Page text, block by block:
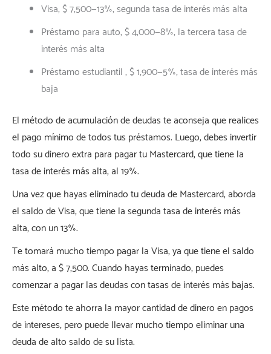
Visa, $ 7,500—13%, segunda tasa de interés más alta
Préstamo para auto, $ 4,000—8%, la tercera tasa de
interés más alta
Préstamo estudiantil , $ 1,900—5%, tasa de interés más
baja
El método de acumulación de deudas te aconseja que realices
el pago mínimo de todos tus préstamos. Luego, debes invertir
todo su dinero extra para pagar tu Mastercard, que tiene la
tasa de interés más alta, al 19%.
Una vez que hayas eliminado tu deuda de Mastercard, aborda
el saldo de Visa, que tiene la segunda tasa de interés más
alta, con un 13%.
Te tomará mucho tiempo pagar la Visa, ya que tiene el saldo
más alto, a $ 7,500. Cuando hayas terminado, puedes
comenzar a pagar las deudas con tasas de interés más bajas.
Este método te ahorra la mayor cantidad de dinero en pagos
de intereses, pero puede llevar mucho tiempo eliminar una
deuda de alto saldo de su lista.